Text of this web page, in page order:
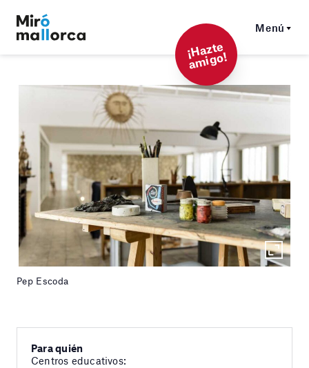
Menú
¡
Hazt
e
a
mi
g
o!
Pep Escoda
Para quién
Centros educativos: